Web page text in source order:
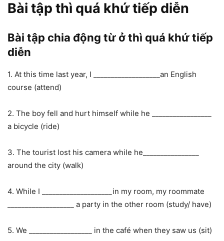
Bài tập thì quá khứ tiếp diễn
Bài tập chia động từ ở thì quá khứ tiếp
diễn
1. At this time last year, I ___________________an English
course (attend)
2. The boy fell and hurt himself while he _________________
a bicycle (ride)
3. The tourist lost his camera while he________________
around the city (walk)
4. While I ____________________in my room, my roommate
___________________ a party in the other room (study/ have)
5. We __________________ in the café when they saw us (sit)